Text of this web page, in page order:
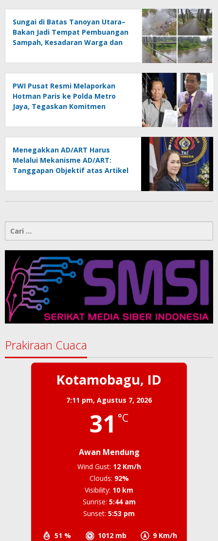
Sungai di Batas Tanoyan Utara–
Bakan Jadi Tempat Pembuangan
Sampah, Kesadaran Warga dan
Dipertanyakan
PWI Pusat Resmi Melaporkan
Hotman Paris ke Polda Metro
Jaya, Tegaskan Komitmen
Menegakkan AD/ART Harus
Melalui Mekanisme AD/ART:
Tanggapan Objektif atas Artikel
Konspirasi Melanggar Aturan”
Cari
Prakiraan Cuaca
Kotamobagu, ID
7:11 pm, Agustus 7, 2026
31 °C
Awan Mendung
51 % 1012 mb 9 Km/h
Wind Gust: 12 Km/h
Clouds: 92%
Visibility: 10 km
Sunrise: 5:44 am
Sunset: 5:53 pm